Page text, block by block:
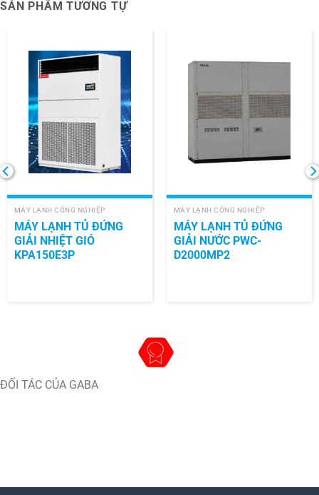
SẢN PHẨM TƯƠNG TỰ
MÁY LẠNH CÔNG NGHIỆP
MÁY LẠNH TỦ ĐỨNG
GIẢI NHIỆT GIÓ
KPA150E3P
MÁY LẠNH CÔNG NGHIỆP
MÁY LẠNH TỦ ĐỨNG
GIẢI NƯỚC PWC-
D2000MP2
ĐỐI TÁC CỦA GABA